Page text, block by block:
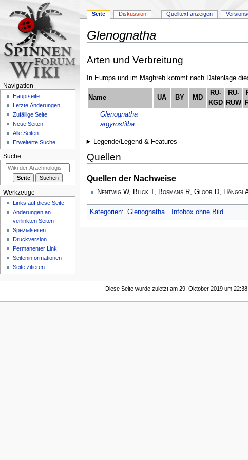
Glenognatha
Navigation
springen
Suche
springen
Arten und Verbreitung
In Europa und im Maghreb kommt nach Datenlage
Name UA BY MD
RU-
KGD
RU-
RUW
Glenognatha
argyrostilba
Legende/Legend & Features
Quellen
Quellen der Nachweise
Nentwig W, Blick T, Bosmans R, Gloor D, Hänggi
Kategorien: Glenognatha Infobox ohne Bild
Seite Diskussion Quelltext anzeigen
Navigation
Hauptseite
Letzte Änderungen
Zufällige Seite
Neue Seiten
Alle Seiten
Erweiterte Suche
Suche
Werkzeuge
Links auf diese Seite
Änderungen an
verlinkten Seiten
Spezialseiten
Druckversion
Permanenter Link
Seiten­­informationen
Seite zitieren
Diese Seite wurde zuletzt am 29. Oktober 2019 um 22:38